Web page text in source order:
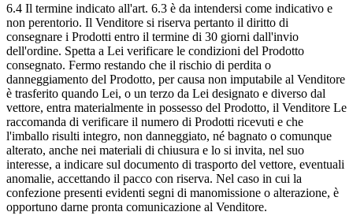
6.4 Il termine indicato all'art. 6.3 è da intendersi come indicativo e
non perentorio. Il Venditore si riserva pertanto il diritto di
consegnare i Prodotti entro il termine di 30 giorni dall'invio
dell'ordine. Spetta a Lei verificare le condizioni del Prodotto
consegnato. Fermo restando che il rischio di perdita o
danneggiamento del Prodotto, per causa non imputabile al Venditore
è trasferito quando Lei, o un terzo da Lei designato e diverso dal
vettore, entra materialmente in possesso del Prodotto, il Venditore Le
raccomanda di verificare il numero di Prodotti ricevuti e che
l'imballo risulti integro, non danneggiato, né bagnato o comunque
alterato, anche nei materiali di chiusura e lo si invita, nel suo
interesse, a indicare sul documento di trasporto del vettore, eventuali
anomalie, accettando il pacco con riserva. Nel caso in cui la
confezione presenti evidenti segni di manomissione o alterazione, è
opportuno darne pronta comunicazione al Venditore.